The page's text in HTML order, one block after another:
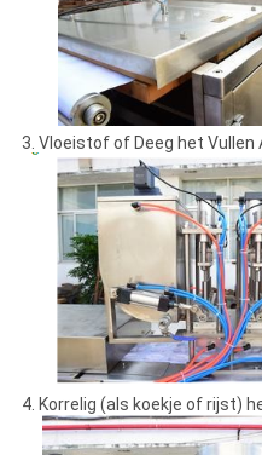
3. Vloeistof of Deeg het Vullen
4. Korrelig (als koekje of rijst)